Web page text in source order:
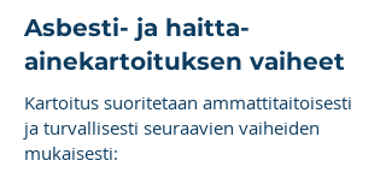
Asbesti- ja haitta-
ainekartoituksen vaiheet
Kartoitus suoritetaan ammattitaitoisesti
ja turvallisesti seuraavien vaiheiden
mukaisesti: